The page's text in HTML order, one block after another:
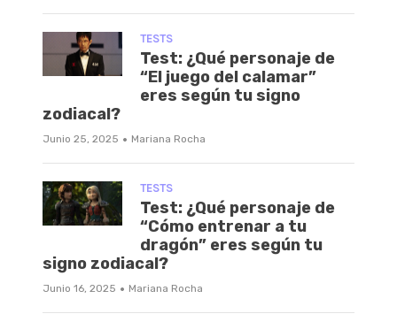
TESTS
Test: ¿Qué personaje de
“El juego del calamar”
eres según tu signo
zodiacal?
Junio 25, 2025 · Mariana Rocha
TESTS
Test: ¿Qué personaje de
“Cómo entrenar a tu
dragón” eres según tu
signo zodiacal?
Junio 16, 2025 · Mariana Rocha